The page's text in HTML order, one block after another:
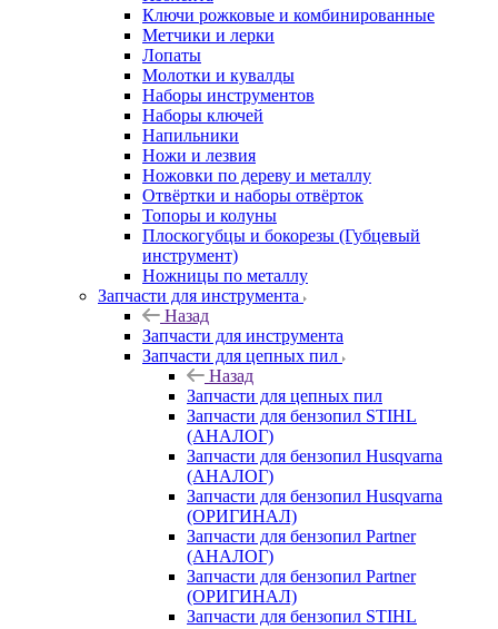
Ключи рожковые и комбинированные
Метчики и лерки
Лопаты
Молотки и кувалды
Наборы инструментов
Наборы ключей
Напильники
Ножи и лезвия
Ножовки по дереву и металлу
Отвёртки и наборы отвёрток
Топоры и колуны
Плоскогубцы и бокорезы (Губцевый
инструмент)
Ножницы по металлу
Запчасти для инструмента
Назад
Запчасти для инструмента
Запчасти для цепных пил
Назад
Запчасти для цепных пил
Запчасти для бензопил STIHL
(АНАЛОГ)
Запчасти для бензопил Husqvarna
(АНАЛОГ)
Запчасти для бензопил Husqvarna
(ОРИГИНАЛ)
Запчасти для бензопил Partner
(АНАЛОГ)
Запчасти для бензопил Partner
(ОРИГИНАЛ)
Запчасти для бензопил STIHL